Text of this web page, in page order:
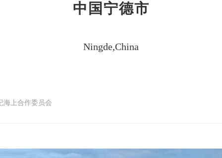
中国宁德市
Ningde,China
海上合作委员会